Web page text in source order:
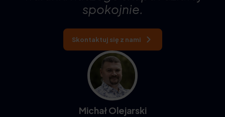
spokojnie.
Skontaktuj się z nami
Michał Olejarski